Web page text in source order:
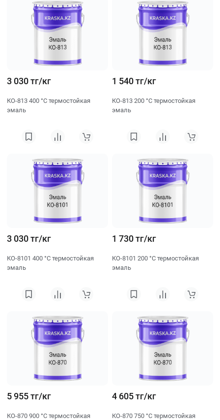
3 030 тг/кг
КО-813 400 °C термостойкая
эмаль
1 540 тг/кг
КО-813 200 °C термостойкая
эмаль
3 030 тг/кг
КО-8101 400 °C термостойкая
эмаль
1 730 тг/кг
КО-8101 200 °C термостойкая
эмаль
5 955 тг/кг
КО-870 900 °C термостойкая
4 605 тг/кг
КО-870 750 °C термостойкая